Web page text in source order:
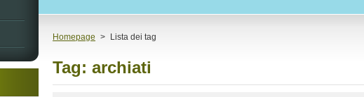
Homepage > Lista dei tag
Tag: archiati